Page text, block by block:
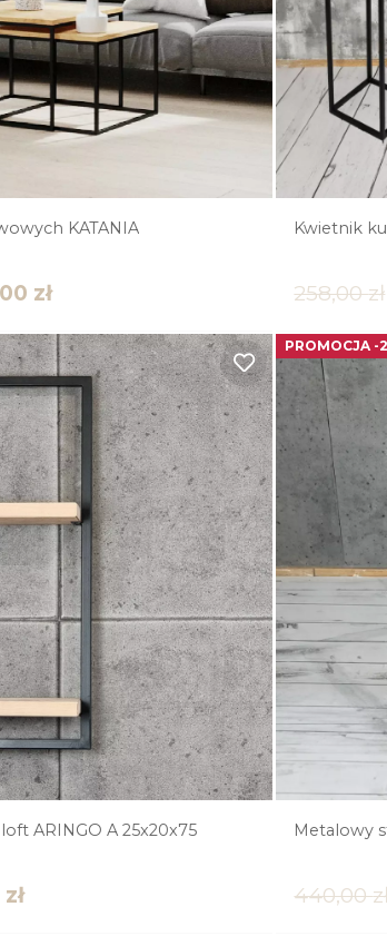
KATANIA
zł
Kwietnik
258,00zł
ARINGO A 25x20x75
zł
PROMOCJA -
Metalowy
440,00